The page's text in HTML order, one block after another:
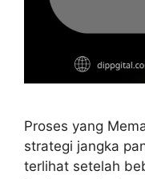
Proses yang
strategi jangka
terlihat setelah